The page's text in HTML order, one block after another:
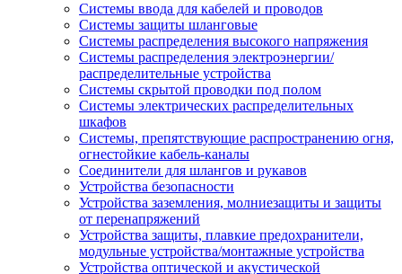
Системы ввода для кабелей и проводов
Системы защиты шланговые
Системы распределения высокого напряжения
Системы распределения электроэнергии/
распределительные устройства
Системы скрытой проводки под полом
Системы электрических распределительных
шкафов
Системы, препятствующие распространению огня,
огнестойкие кабель-каналы
Соединители для шлангов и рукавов
Устройства безопасности
Устройства заземления, молниезащиты и защиты
от перенапряжений
Устройства защиты, плавкие предохранители,
модульные устройства/монтажные устройства
Устройства оптической и акустической